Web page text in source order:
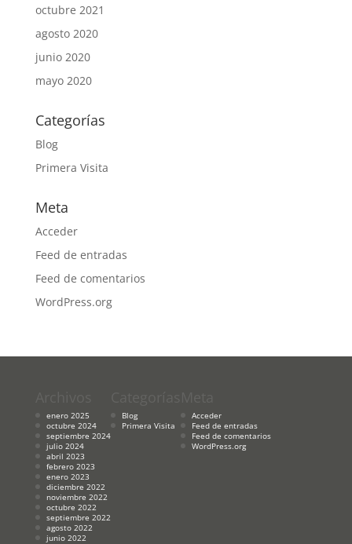
octubre 2021
agosto 2020
junio 2020
mayo 2020
Categorías
Blog
Primera Visita
Meta
Acceder
Feed de entradas
Feed de comentarios
WordPress.org
enero 2025
octubre 2024
septiembre 2024
julio 2024
abril 2023
febrero 2023
enero 2023
diciembre 2022
noviembre 2022
octubre 2022
septiembre 2022
agosto 2022
junio 2022
Blog
Primera Visita
Acceder
Feed de entradas
Feed de comentarios
WordPress.org